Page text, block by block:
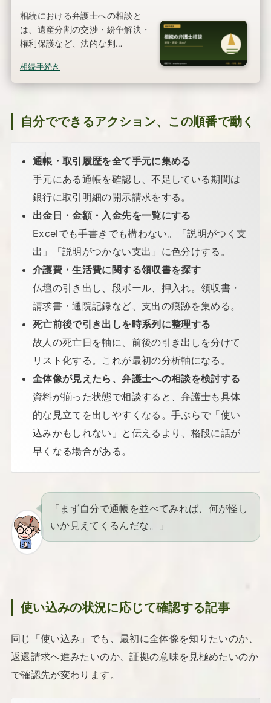
相続における弁護士への相談と
は、遺産分割の交渉・紛争解決・
権利保護など、法的な判…
相続手続き
自分でできるアクション、この順番で動く
通帳・取引履歴を全て手元に集める
手元にある通帳を確認し、不足している期間は
銀行に取引明細の開示請求をする。
出金日・金額・入金先を一覧にする
Excelでも手書きでも構わない。「説明がつく支
出」「説明がつかない支出」に色分けする。
介護費・生活費に関する領収書を探す
仏壇の引き出し、段ボール、押入れ。領収書・
請求書・通院記録など、支出の痕跡を集める。
死亡前後で引き出しを時系列に整理する
故人の死亡日を軸に、前後の引き出しを分けて
リスト化する。これが最初の分析軸になる。
全体像が見えたら、弁護士への相談を検討する
資料が揃った状態で相談すると、弁護士も具体
的な見立てを出しやすくなる。手ぶらで「使い
込みかもしれない」と伝えるより、格段に話が
早くなる場合がある。
「まず自分で通帳を並べてみれば、何が怪し
いか見えてくるんだな。」
使い込みの状況に応じて確認する記事
同じ「使い込み」でも、最初に全体像を知りたいのか、
返還請求へ進みたいのか、証拠の意味を見極めたいのか
で確認先が変わります。